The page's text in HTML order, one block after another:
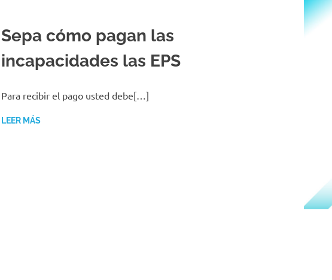
Sepa cómo pagan las
incapacidades las EPS
Para recibir el pago usted debe[…]
LEER MÁS